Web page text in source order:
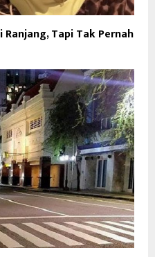
Tapi Tak Pernah